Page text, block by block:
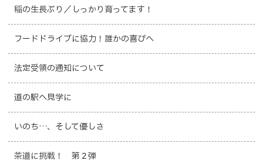
稲の生長ぶり／しっかり育ってます！
フードドライブに協力！誰かの喜びへ
法定受領の通知について
道の駅へ見学に
いのち…、そして優しさ
茶道に挑戦！ 第２弾